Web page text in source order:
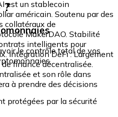
est un stablecoin
américain. Soutenu par des
collatéraux de
MakerDAO. Stabilité
intelligents pour
Intégration DeFi : Largement
finance décentralisée.
et son rôle dans
à prendre des décisions
le contrôle total de vos
protégées par la sécurité